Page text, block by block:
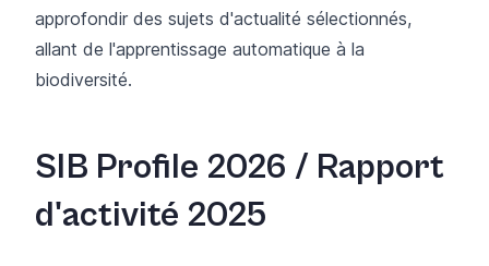
approfondir des sujets d'actualité sélectionnés,
allant de l'apprentissage automatique à la
biodiversité.
SIB Profile 2026 / Rapport
d'activité 2025